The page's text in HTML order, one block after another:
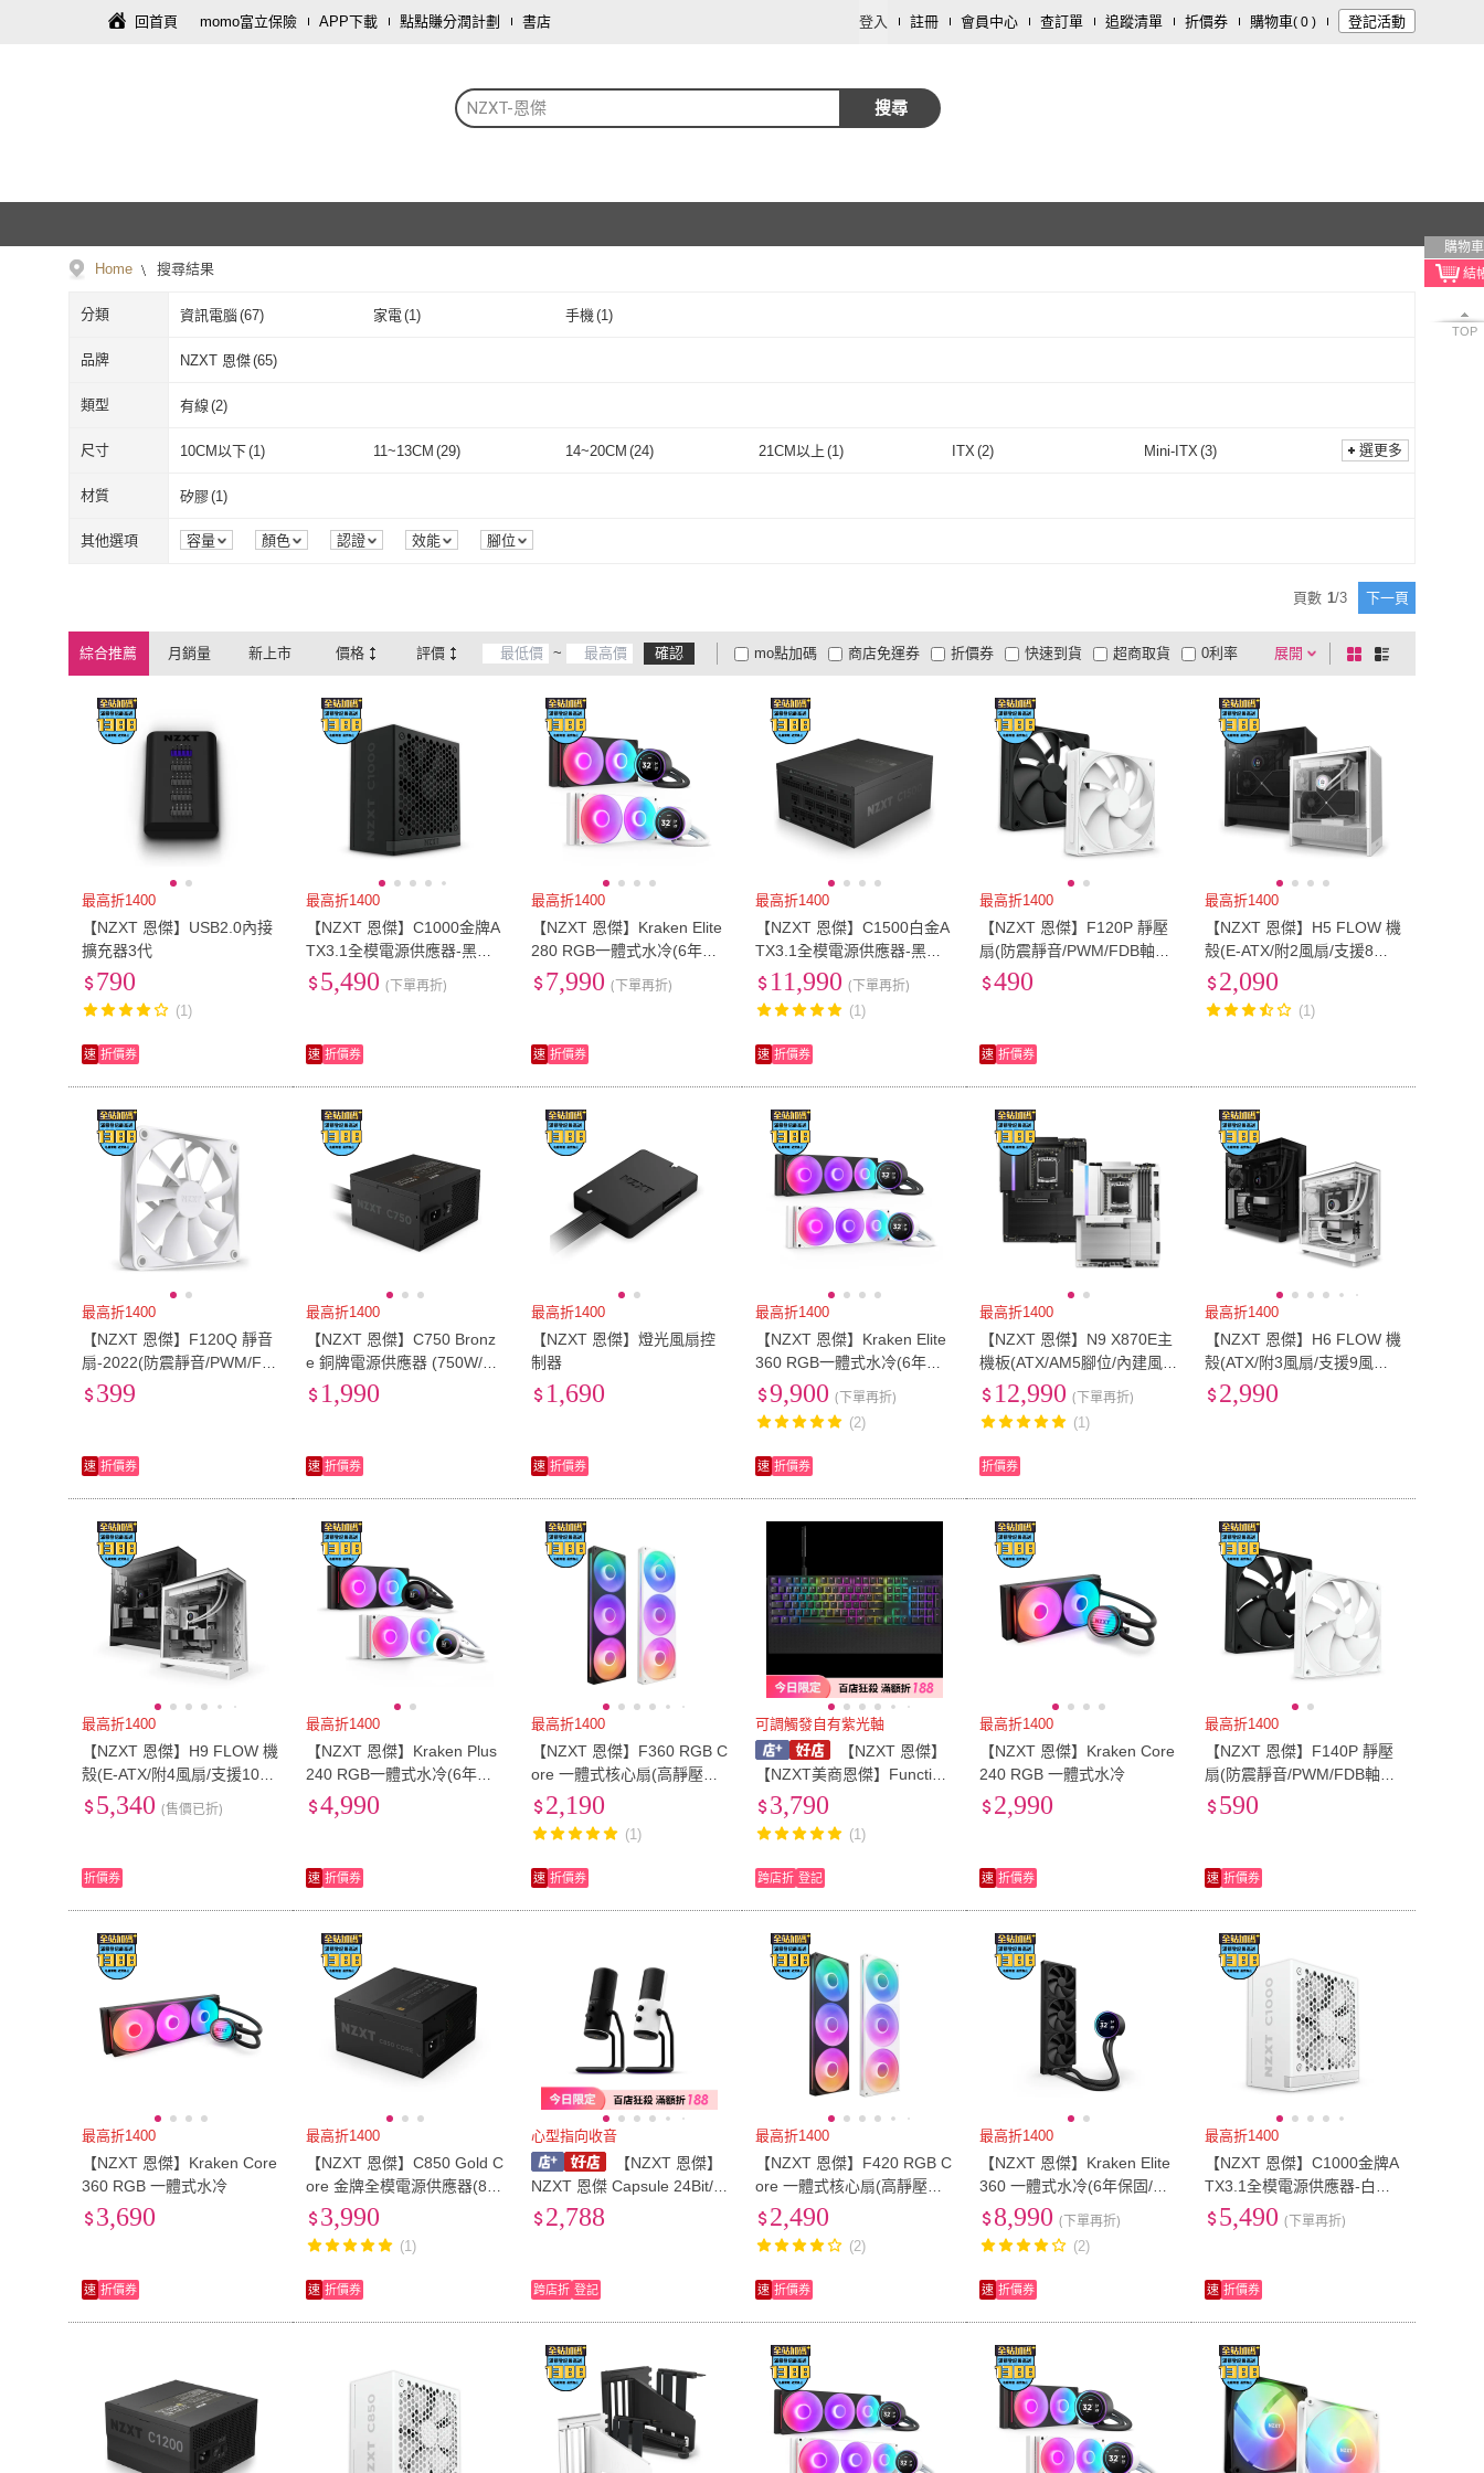
回首頁 momo富立保險 APP下載 點點賺分潤計劃 書店 登入 註冊 會員中心 查訂單 追蹤清單 折價券 購物車( 0 ) 登記活動
NZXT-恩傑 搜尋
購物車
TOP
Home 搜尋結果
分類 資訊電腦(67) 家電 (1) 手機(1)
品牌 NZXT 恩傑(65)
NZXT 恩傑
類型 有線 (2)
有線 (2)
尺寸 10CM以下(1) 11~13CM (29) 14~20CM (24) 21CM以上 (1) ITX (2) Mini-ITX (3)
E-ATX (
10CM以下
E-ATX micro-ATX )
取消 選更多
材質 矽膠(1)
矽膠
其他選項 容量 顏色 認證 效能 腳位
頁數 1/3 下一頁
綜合推薦 月銷量 新上市 價格 評價 ~ 確認 展開
折價券
有影片
商品有量 電視購物
mo點加碼 快速到貨 超商取貨
低溫宅配
大家電安心配
大家電快配
商店免運券 0利率
貨到付款
及以上 及以上
棋
盤
列
最高折1400
【NZXT 恩傑】USB2.0內接
擴充器3代
790
(1)
速 折價券
最高折1400
【NZXT 恩傑】C1000金牌A
TX3.1全模電源供應器-黑色
(全日系電容/10年保固/PCIe
5.1/1000W)
5,490 (下單再折)
速 折價券
最高折1400
【NZXT 恩傑】Kraken Elite
280 RGB一體式水冷(6年保
固/冷熱分艙/LCD螢幕/CPU
散熱器/AIO)
7,990 (下單再折)
速 折價券
最高折1400
【NZXT 恩傑】C1500白金A
TX3.1全模電源供應器-黑色
(全日系電容/10年保固/PCIe
5.1/1500W)
11,990 (下單再折)
(1)
速 折價券
最高折1400
【NZXT 恩傑】F120P 靜壓
扇(防震靜音/PWM/FDB軸承/
機殼風扇/電腦風扇/散熱風
490
速 折價券
最高折1400
【NZXT 恩傑】H5 FLOW 機
殼(E-ATX/附2風扇/支援8風
扇/2年保固/電競/電腦機殼)
2,090
(1)
最高折1400
【NZXT 恩傑】F120Q 靜音
扇-2022(防震靜音/PWM/FD
B軸承/機殼風扇/電腦風扇/散
399
速 折價券
最高折1400
【NZXT 恩傑】C750 Bronz
e 銅牌電源供應器 (750W/直
出)1,990
速 折價券
最高折1400
【NZXT 恩傑】燈光風扇控
制器
1,690
速 折價券
最高折1400
【NZXT 恩傑】Kraken Elite
360 RGB一體式水冷(6年保
固/冷熱分艙/LCD螢幕/CPU
散熱器/AIO)
9,900 (下單再折)
(2)
速 折價券
最高折1400
【NZXT 恩傑】N9 X870E主
機板(ATX/AM5腳位/內建風
扇燈光控制器/WIFI 7/20+1+
1電相/DDR5)
12,990 (下單再折)
(1)
折價券
最高折1400
【NZXT 恩傑】H6 FLOW 機
殼(ATX/附3風扇/支援9風扇/2
年保固/電競/電腦機殼)
2,990
最高折1400
【NZXT 恩傑】H9 FLOW 機
殼(E-ATX/附4風扇/支援10風
扇/2年保固/電競/電腦機殼)
5,340 (售價已折)
折價券
最高折1400
【NZXT 恩傑】Kraken Plus
240 RGB一體式水冷(6年保
固/冷熱分艙/LCD螢幕/CPU
散熱器/AIO)
4,990
速 折價券
最高折1400
【NZXT 恩傑】F360 RGB C
ore 一體式核心扇(高靜壓風
扇/PWM控速/FDB軸承/機殼
風扇/電腦風扇/散熱風扇)
2,190
(1)
速 折價券
可調觸發自有紫光軸
【NZXT 恩傑】
【NZXT美商恩傑】Function
2 機械鍵盤(白色/英刻/2年保
3,790
(1)
跨店折 登記
最高折1400
【NZXT 恩傑】Kraken Core
240 RGB 一體式水冷
2,990
速 折價券
最高折1400
【NZXT 恩傑】F140P 靜壓
扇(防震靜音/PWM/FDB軸承/
機殼風扇/電腦風扇/散熱風
590
速 折價券
最高折1400
【NZXT 恩傑】Kraken Core
360 RGB 一體式水冷
3,690
速 折價券
最高折1400
【NZXT 恩傑】C850 Gold C
ore 金牌全模電源供應器(85
0W/ATX3.1/PCIe 5.1)
3,990
(1)
速 折價券
心型指向收音
【NZXT 恩傑】
NZXT 恩傑 Capsule 24Bit/9
6K 數位麥克風 黑 白 心型指
向 即時監聽 免螺絲安裝 高
2,788
跨店折 登記
最高折1400
【NZXT 恩傑】F420 RGB C
ore 一體式核心扇(高靜壓風
扇/PWM控速/FDB軸承/機殼
風扇/電腦風扇/散熱風扇)
2,490
(2)
速 折價券
最高折1400
【NZXT 恩傑】Kraken Elite
360 一體式水冷(6年保固/冷
熱分艙/LCD螢幕/CPU散熱
器/AIO)
8,990 (下單再折)
(2)
速 折價券
最高折1400
【NZXT 恩傑】C1000金牌A
TX3.1全模電源供應器-白色
(全日系電容/10年保固/PCIe
5.1/1000W)
5,490 (下單再折)
速 折價券